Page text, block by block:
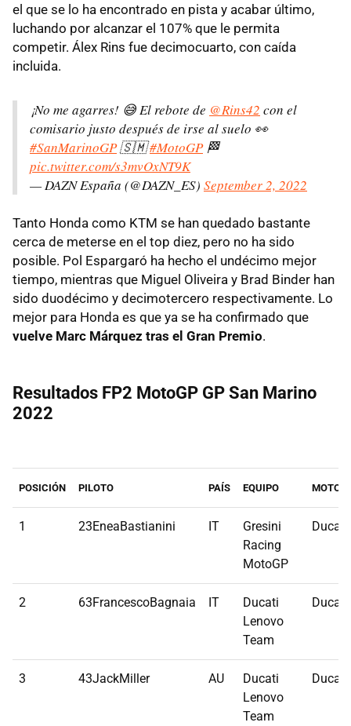
el que se lo ha encontrado en pista y acabar último,
luchando por alcanzar el 107% que le permita
competir. Álex Rins fue decimocuarto, con caída
incluida.
¡No me agarres! 😅 El rebote de @Rins42 con el
comisario justo después de irse al suelo 👀
#SanMarinoGP🇸🇲#MotoGP🏁
pic.twitter.com/s3mvOxNT9K
— DAZN España (@DAZN_ES) September 2, 2022
Tanto Honda como KTM se han quedado bastante
cerca de meterse en el top diez, pero no ha sido
posible. Pol Espargaró ha hecho el undécimo mejor
tiempo, mientras que Miguel Oliveira y Brad Binder han
sido duodécimo y decimotercero respectivamente. Lo
mejor para Honda es que ya se ha confirmado que
vuelve Marc Márquez tras el Gran Premio.
Resultados FP2 MotoGP GP San Marino
2022
POSICIÓN PILOTO PAÍS EQUIPO MOTO
1 23EneaBastianini IT
Gresini
Racing
MotoGP
Ducati
2 63FrancescoBagnaia IT
Ducati
Lenovo
Team
Ducati
3 43JackMiller AU
Ducati
Lenovo
Team
Ducati